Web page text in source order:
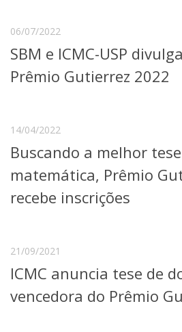
Bibliotecas
Apoio ao Estudante
Segurança, Trânsito e Prevenção
RH, Administrativo e Financeiro
Assessorias e Mídias
Aplicativos e Sites
Jornal da USP
Agenda de Eventos
06/07/2022
SBM e ICMC-USP
Prêmio Gutierrez 2022
14/04/2022
Buscando a melhor
matemática, Prêmio
recebe inscrições
21/09/2021
ICMC anuncia tese de
vencedora do Prêmio